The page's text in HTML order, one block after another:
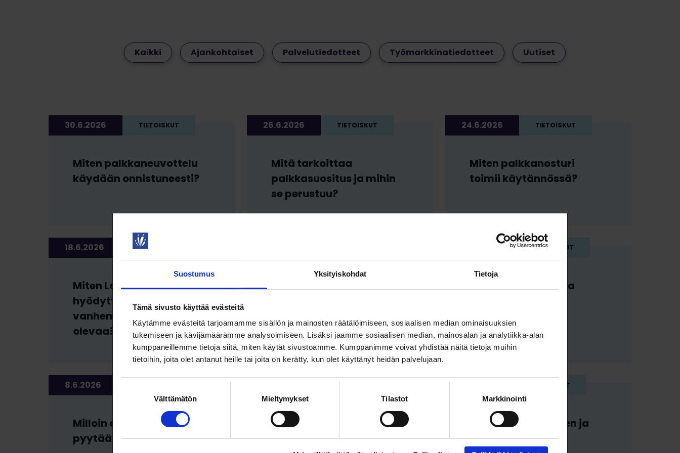
Suostumus Yksityiskohdat Tietoja
Tämä sivusto käyttää evästeitä
Käytämme evästeitä tarjoamamme sisällön ja mainosten räätälöimiseen, sosiaalisen median ominaisuuksien
tukemiseen ja kävijämäärämme analysoimiseen. Lisäksi jaamme sosiaalisen median, mainosalan ja analytiikka-alan
kumppaneillemme tietoja siitä, miten käytät sivustoamme. Kumppanimme voivat yhdistää näitä tietoja muihin
tietoihin, joita olet antanut heille tai joita on kerätty, kun olet käyttänyt heidän palvelujaan.
Välttämätön Mieltymykset Tilastot Markkinointi
Kaikki Ajankohtaiset Palvelutiedotteet Työmarkkinatiedotteet Uutiset
30.6.2026 TIETOISKUT
Miten palkkaneuvottelu
käydään onnistuneesti?
26.6.2026 TIETOISKUT
Mitä tarkoittaa
palkkasuositus ja mihin
se perustuu?
24.6.2026 TIETOISKUT
Miten palkkanosturi
toimii käytännössä?
18.6.2026 TIETOISKUT
Miten Loimun jäsenyys
hyödyttää
vanhempainvapaalla
olevaa?
Voiko palkkaneuvottelun
10.6.2026 TIETOISKUT
Miten verrata omaa
8.6.2026
Milloin on oikea hetki
pyytää palkankorotusta?
Kuinka paljon palkka
nousee työkokemuksen
TIETOISKUT
Mitä eroa on julkisen ja
yksityisen sektorin